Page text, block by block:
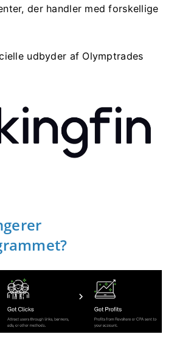
der handler med forskellige
udbyder af Olymptrades